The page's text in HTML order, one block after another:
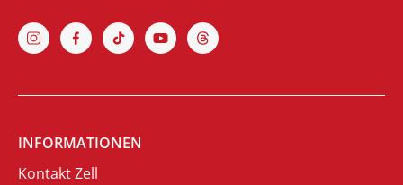
INFORMATIONEN
Kontakt Zell